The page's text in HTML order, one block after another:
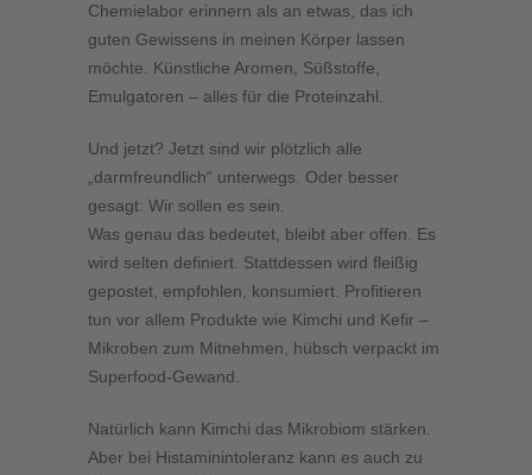
Chemielabor erinnern als an etwas, das ich
guten Gewissens in meinen Körper lassen
möchte. Künstliche Aromen, Süßstoffe,
Emulgatoren – alles für die Proteinzahl.
Und jetzt? Jetzt sind wir plötzlich alle
„darmfreundlich“ unterwegs. Oder besser
gesagt: Wir sollen es sein.
Was genau das bedeutet, bleibt aber offen. Es
wird selten definiert. Stattdessen wird fleißig
gepostet, empfohlen, konsumiert. Profitieren
tun vor allem Produkte wie Kimchi und Kefir –
Mikroben zum Mitnehmen, hübsch verpackt im
Superfood-Gewand.
Natürlich kann Kimchi das Mikrobiom stärken.
Aber bei Histaminintoleranz kann es auch zu